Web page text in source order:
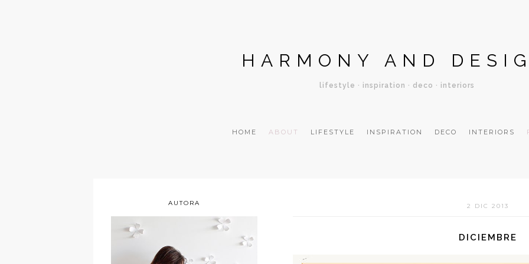
HARMONY AND
lifestyle · inspiration · deco · interiors
HOME ABOUT LIFESTYLE INSPIRATION DECO INTERIORS
2 DIC 2013
DICIEMBRE
AUTORA